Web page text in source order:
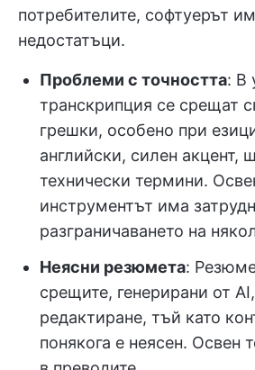
потребителите, софтуерът
недостатъци.
Проблеми с точността: В
транскрипция се срещат
грешки, особено при
английски, силен акцент,
технически термини.
инструментът има
разграничаването на
Неясни резюмета:
срещите, генерирани от
редактиране, тъй като
понякога е неясен. Освен